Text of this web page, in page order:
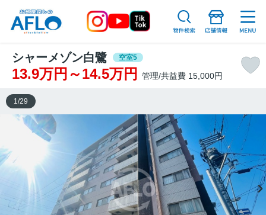
シャーメゾン白鷺 空室5
13.9万円～14.5万円 管理/共益費 15,000円
1 /29